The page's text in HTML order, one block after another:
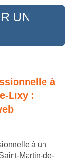
UN
à
Lixy :
à un
Martin-de-